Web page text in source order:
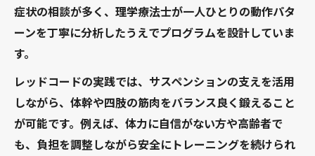
症状の相談が多く、理学療法士が一人ひとりの動作パタ
ーンを丁寧に分析したうえでプログラムを設計していま
す。
レッドコードの実践では、サスペンションの支えを活用
しながら、体幹や四肢の筋肉をバランス良く鍛えること
が可能です。例えば、体力に自信がない方や高齢者で
も、負担を調整しながら安全にトレーニングを続けられ